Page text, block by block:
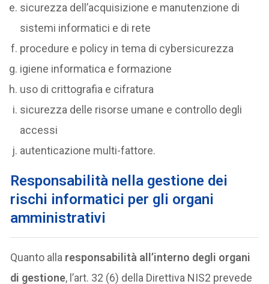
sicurezza dell’acquisizione e manutenzione di
sistemi informatici e di rete
procedure e policy in tema di cybersicurezza
igiene informatica e formazione
uso di crittografia e cifratura
sicurezza delle risorse umane e controllo degli
accessi
autenticazione multi-fattore.
Responsabilità nella gestione dei
rischi informatici per gli organi
amministrativi
Quanto alla responsabilità all’interno degli organi
di gestione, l’art. 32 (6) della Direttiva NIS2 prevede